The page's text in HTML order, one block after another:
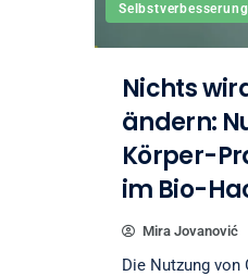
Selbstverbesserung
Nichts
ändern:
Körper-
im Bio-
Mira Jovanović
Die Nutzung von